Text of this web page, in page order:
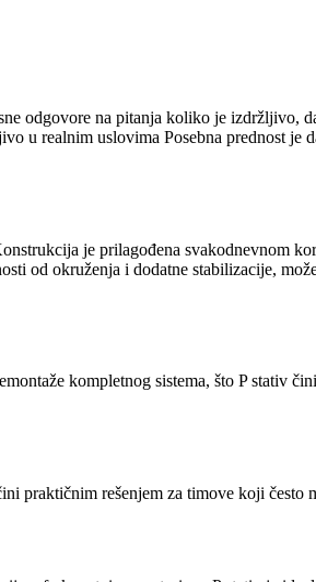
odgovore na pitanja koliko je izdržljivo,
u realnim uslovima Posebna prednost je
je prilagođena svakodnevnom
od okruženja i dodatne stabilizacije,
kompletnog sistema, što P stativ
praktičnim rešenjem za timove koji često